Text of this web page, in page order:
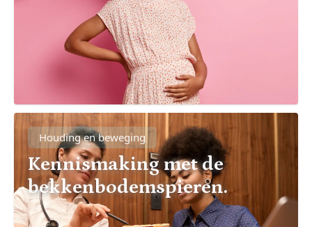
Houding en beweging
Kennismaking met de
bekkenbodemspieren.